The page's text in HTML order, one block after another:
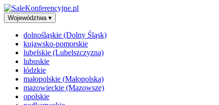
Województwa ▾
dolnośląskie (Dolny Śląsk)
kujawsko-pomorskie
lubelskie (Lubelszczyzna)
lubuskie
łódzkie
małopolskie (Małopolska)
mazowieckie (Mazowsze)
opolskie